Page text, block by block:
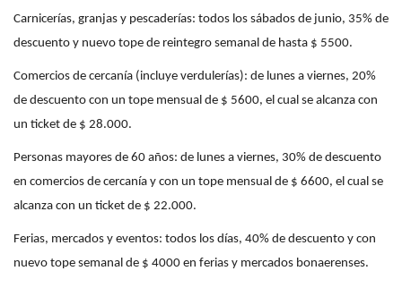
Carnicerías, granjas y pescaderías: todos los sábados de junio, 35% de
descuento y nuevo tope de reintegro semanal de hasta $ 5500.
Comercios de cercanía (incluye verdulerías): de lunes a viernes, 20%
de descuento con un tope mensual de $ 5600, el cual se alcanza con
un ticket de $ 28.000.
Personas mayores de 60 años: de lunes a viernes, 30% de descuento
en comercios de cercanía y con un tope mensual de $ 6600, el cual se
alcanza con un ticket de $ 22.000.
Ferias, mercados y eventos: todos los días, 40% de descuento y con
nuevo tope semanal de $ 4000 en ferias y mercados bonaerenses.